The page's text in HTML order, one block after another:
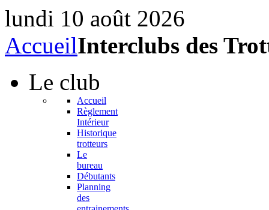
lundi 10 août 2026
AccueilInterclubs des
Le club
Accueil
Règlement
Intérieur
Historique
trotteurs
Le
bureau
Débutants
Planning
des